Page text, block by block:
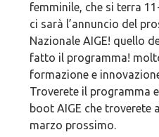
femminile, che si terra
ci sarà l’annuncio del
Nazionale AIGE! quello
fatto il programma!
formazione e
Troverete il programma
boot AIGE che troverete
marzo prossimo.